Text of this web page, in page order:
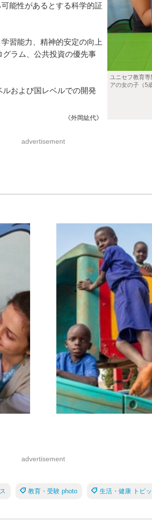
ユニセフ教育
アの女の子（5
能性があるとする科学的証
習能力、精神的安定の向上
ラム、公共投資の優先事
および国レベルでの開発
《外岡紘代》
advertisement
advertisement
教育・受験 photo 生活・健康 トピ